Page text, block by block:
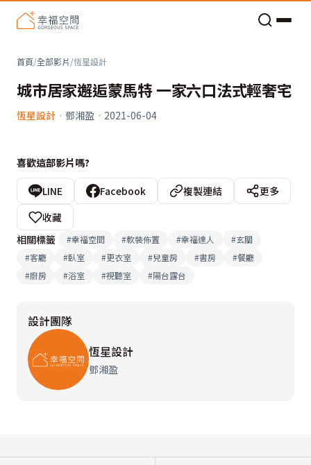
首頁/全部影片/恆星設計
城市居家邂逅蒙馬特 一家六口法式輕奢宅
恆星設計 · 鄧湘盈 · 2021-06-04
喜歡這部影片嗎?
LINE Facebook 複製連結
更多
收藏
相關標籤
#幸福空間 #軟裝佈置 #幸福達人 #玄關
#客廳 #臥室 #更衣室 #兒童房 #書房 #餐廳
#廚房 #浴室 #視聽室 #陽台露台
設計團隊
恆星設計
鄧湘盈